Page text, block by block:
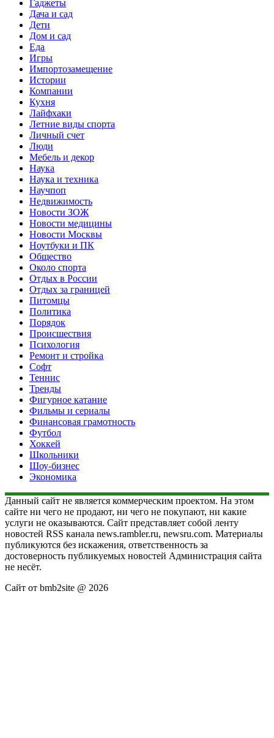
Гаджеты
Дача и сад
Дети
Дом и сад
Еда
Игры
Импортозамещение
Истории
Компании
Кухня
Лайфхаки
Летние виды спорта
Личный счет
Люди
Мебель и декор
Наука
Наука и техника
Научпоп
Недвижимость
Новости ЗОЖ
Новости медицины
Новости Москвы
Ноутбуки и ПК
Общество
Около спорта
Отдых в России
Отдых за границей
Питомцы
Политика
Порядок
Происшествия
Психология
Ремонт и стройка
Софт
Теннис
Тренды
Фигурное катание
Фильмы и сериалы
Финансовая грамотность
Футбол
Хоккей
Школьники
Шоу-бизнес
Экономика
Данный сайт не является коммерческим проектом. На этом
сайте ни чего не продают, ни чего не покупают, ни какие
услуги не оказываются. Сайт представляет собой ленту
новостей RSS канала news.rambler.ru, newsru.com. Материалы
публикуются без искажения, ответственность за
достоверность публикуемых новостей Администрация сайта
не несёт.
Сайт от bmb2site @ 2026